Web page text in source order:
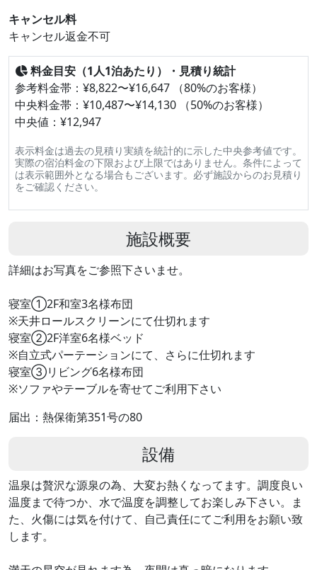
キャンセル料
キャンセル返金不可
料金目安（1人1泊あたり）・見積り統計
参考料金帯：¥8,822〜¥16,647 （80%のお客様）
中央料金帯：¥10,487〜¥14,130 （50%のお客様）
中央値：¥12,947
表示料金は過去の見積り実績を統計的に示した中央参考値です。
実際の宿泊料金の下限および上限ではありません。条件によって
は表示範囲外となる場合もございます。必ず施設からのお見積り
をご確認ください。
施設概要
詳細はお写真をご参照下さいませ。
寝室①2F和室3名様布団
※天井ロールスクリーンにて仕切れます
寝室②2F洋室6名様ベッド
※自立式パーテーションにて、さらに仕切れます
寝室③リビング6名様布団
※ソファやテーブルを寄せてご利用下さい
届出：熱保衛第351号の80
設備
温泉は贅沢な源泉の為、大変お熱くなってます。調度良い
温度まで待つか、水で温度を調整してお楽しみ下さい。ま
た、火傷には気を付けて、自己責任にてご利用をお願い致
します。